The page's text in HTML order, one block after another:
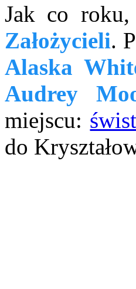
Jak co
Założycieli.
Alaska
Audrey
miejscu:
do